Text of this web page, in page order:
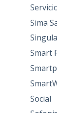
Sima
Smart
Social